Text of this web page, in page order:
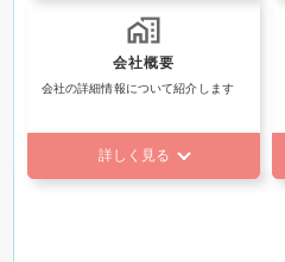
会社概要
会社の詳細情報について紹介します
詳しく見る